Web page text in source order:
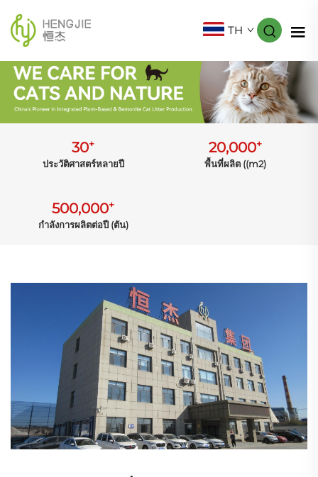
TH
30+
ประวัติศาสตร์หลายปี
20,000+
พื้นที่ผลิต ((m2)
500,000+
กำลังการผลิตต่อปี (ตัน)